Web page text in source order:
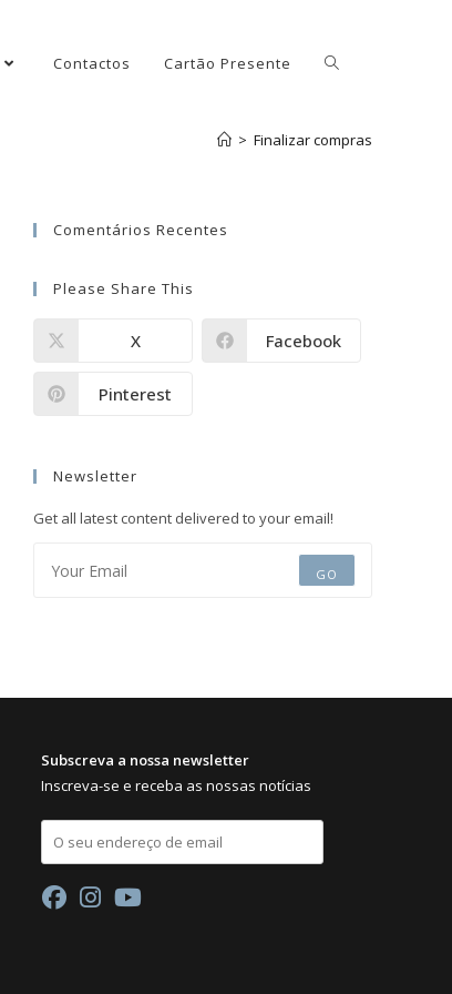
Contactos Cartão Presente
> Finalizar compras
Comentários Recentes
Please Share This
X Facebook
Pinterest
Newsletter
Get all latest content delivered to your email!
GO
Subscreva a nossa newsletter
Inscreva-se e receba as nossas notícias
E
a
l